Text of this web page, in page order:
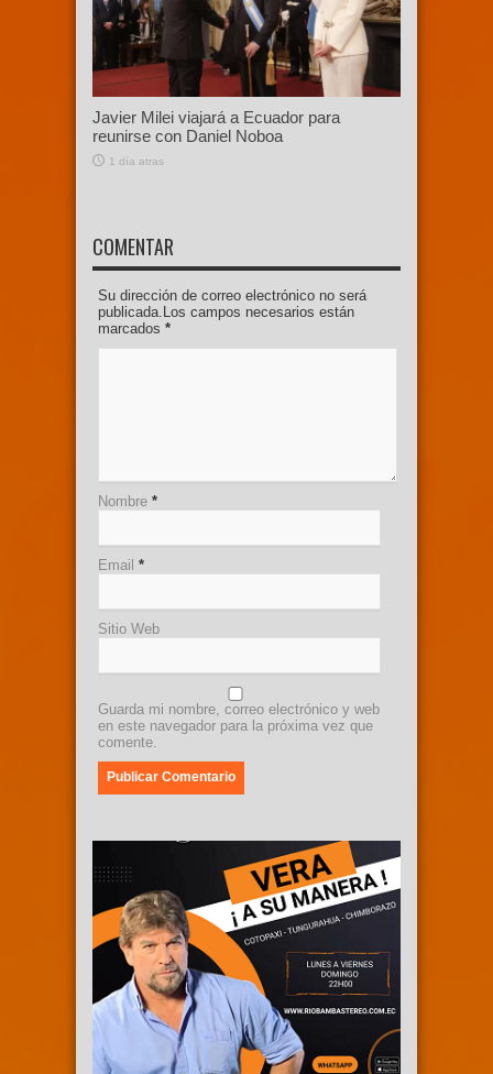
Javier Milei viajará a Ecuador para
reunirse con Daniel Noboa
1 día atras
COMENTAR
Su dirección de correo electrónico no será
publicada.Los campos necesarios están
marcados *
Nombre *
Email *
Sitio Web
Guarda mi nombre, correo electrónico y web
en este navegador para la próxima vez que
comente.